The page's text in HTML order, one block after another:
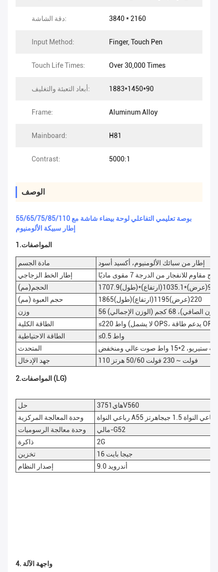
دقة الشاشة: 3840 * 2160
Input Method: Finger, Touch Pen
Touch Life Times: Over 30,000 Times
أبعاد التعبئة والتغليف: 1883*1450*90
Frame: Aluminum Alloy
Mainboard: H81
Contrast: 5000:1
الوصف
55/65/75/85/110 بوصة تعليمي التفاعلي لوحة بيضاء شاشة مع
إطار سبيكة الألومنيوم
1.المواصفات
مادة الجسم
إطار من سبائك الألومنيوم، أكسيد أسود
إطار الخط الزجاجي
مقاوم للانفجار من الدرجة 7 مقوى ماديًا
الحجم(مم)
حجم العبوة (مم)
1865(طول)220(عرض)1195(ارتفاع)
وزن
68 كجم (الوزن الإجمالي)
الطاقة الكلية
الطاقة الاحتياطية
≤0.5 واط
المتحدث
2*15 واط صوت عالي ومنخفض
جهد الإدخال
110 فولت ~ 230 فولت 50/60 هرتز
2.المواصفات (LG)
حل
هاي3751V560
وحدة المعالجة المركزية
رباعي النواة A55 رباعي النواة 1.5 جيجاهرتز
وحدة معالجة الرسوميات
مالي-G52
ذاكرة
2G
تخزين
16 جيجا بايت
إصدار النظام
أندرويد 9.0
4. واجهة الآلة